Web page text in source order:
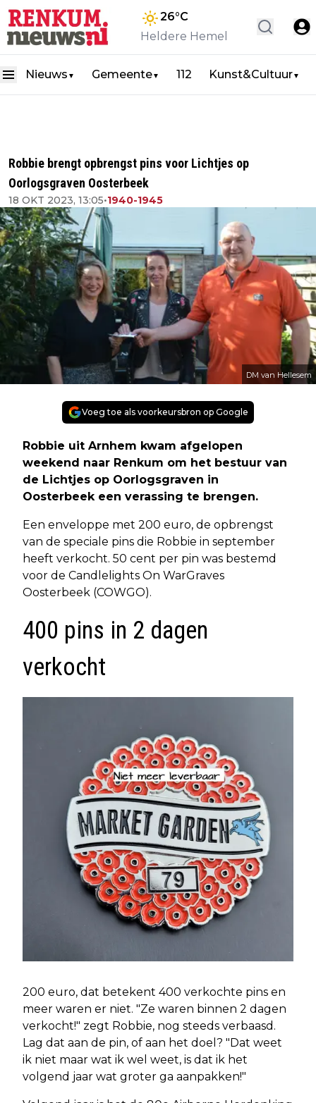
26°C
Heldere Hemel
Nieuws ▼ Gemeente▼ 112 Kunst&Cultuur▼
Robbie brengt opbrengst pins voor Lichtjes op
Oorlogsgraven Oosterbeek
18 OKT 2023, 13:05•1940-1945
DM van Hellesem
Voeg toe als voorkeursbron op Google
Robbie uit Arnhem kwam afgelopen
weekend naar Renkum om het bestuur van
de Lichtjes op Oorlogsgraven in
Oosterbeek een verassing te brengen.
Een enveloppe met 200 euro, de opbrengst
van de speciale pins die Robbie in september
heeft verkocht. 50 cent per pin was bestemd
voor de Candlelights On WarGraves
Oosterbeek (COWGO).
400 pins in 2 dagen
verkocht
200 euro, dat betekent 400 verkochte pins en
meer waren er niet. "Ze waren binnen 2 dagen
verkocht!" zegt Robbie, nog steeds verbaasd.
Lag dat aan de pin, of aan het doel? "Dat weet
ik niet maar wat ik wel weet, is dat ik het
volgend jaar wat groter ga aanpakken!"